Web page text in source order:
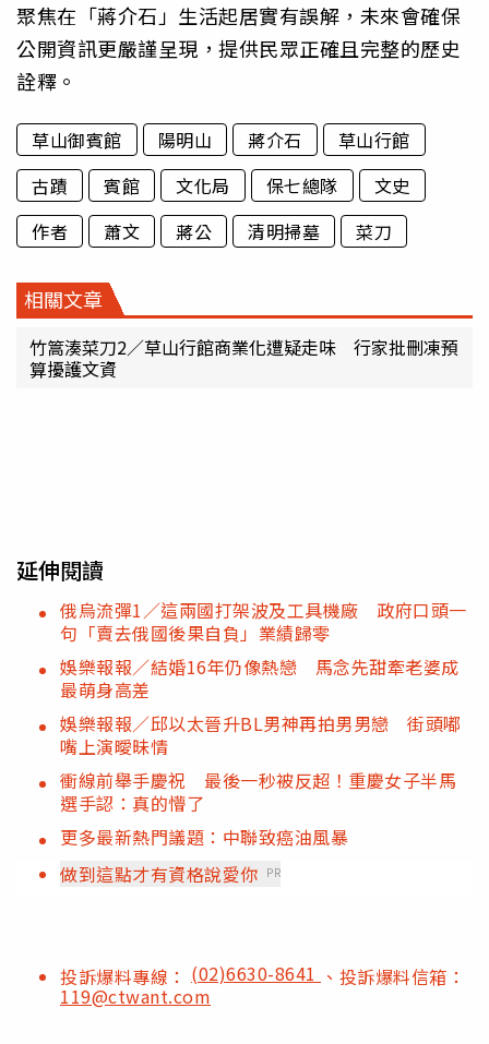
聚焦在「蔣介石」生活起居實有誤解，未來會確保
公開資訊更嚴謹呈現，提供民眾正確且完整的歷史
詮釋。
草山御賓館 陽明山 蔣介石
草山行館
古蹟
賓館 文化局 保七總隊
文史
作者
蕭文 蔣公 清明掃墓 菜刀
相關文章
竹篙湊菜刀2／草山行館商業化遭疑走味 行家批刪凍預
算擾護文資
延伸閱讀
俄烏流彈1／這兩國打架波及工具機廠 政府口頭一
句「賣去俄國後果自負」業績歸零
娛樂報報／結婚16年仍像熱戀 馬念先甜牽老婆成
最萌身高差
娛樂報報／邱以太晉升BL男神再拍男男戀 街頭嘟
嘴上演曖昧情
衝線前舉手慶祝 最後一秒被反超！重慶女子半馬
選手認：真的懵了
更多最新熱門議題：中聯致癌油風暴
做到這點才有資格說愛你 PR
投訴爆料專線： (02)6630-8641 、投訴爆料信箱：
119@ctwant.com